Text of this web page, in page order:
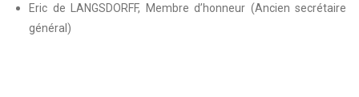
Eric de LANGSDORFF, Membre d’honneur (Ancien secrétaire
général)